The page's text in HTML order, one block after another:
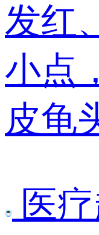
发红
小点
皮龟
医